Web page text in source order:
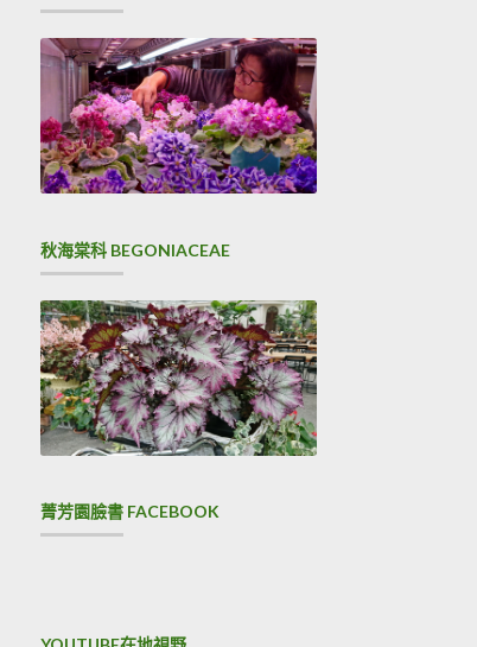
秋海棠科 BEGONIACEAE
菁芳園臉書 FACEBOOK